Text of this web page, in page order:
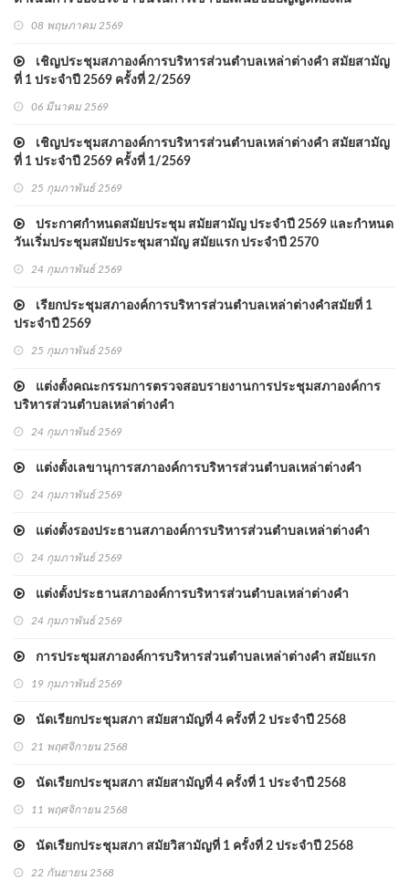
08 พฤษภาคม 2569
เชิญประชุมสภาองค์การบริหารส่วนตำบลเหล่าต่างคำ สมัยสามัญ
ที่ 1 ประจำปี 2569 ครั้งที่ 2/2569
06 มีนาคม 2569
เชิญประชุมสภาองค์การบริหารส่วนตำบลเหล่าต่างคำ สมัยสามัญ
ที่ 1 ประจำปี 2569 ครั้งที่ 1/2569
25 กุมภาพันธ์ 2569
ประกาศกำหนดสมัยประชุม สมัยสามัญ ประจำปี 2569 และกำหนด
วันเริ่มประชุมสมัยประชุมสามัญ สมัยแรก ประจำปี 2570
24 กุมภาพันธ์ 2569
เรียกประชุมสภาองค์การบริหารส่วนตำบลเหล่าต่างคำสมัยที่ 1
ประจำปี 2569
25 กุมภาพันธ์ 2569
แต่งตั้งคณะกรรมการตรวจสอบรายงานการประชุมสภาองค์การ
บริหารส่วนตำบลเหล่าต่างคำ
24 กุมภาพันธ์ 2569
แต่งตั้งเลขานุการสภาองค์การบริหารส่วนตำบลเหล่าต่างคำ
24 กุมภาพันธ์ 2569
แต่งตั้งรองประธานสภาองค์การบริหารส่วนตำบลเหล่าต่างคำ
24 กุมภาพันธ์ 2569
แต่งตั้งประธานสภาองค์การบริหารส่วนตำบลเหล่าต่างคำ
24 กุมภาพันธ์ 2569
การประชุมสภาองค์การบริหารส่วนตำบลเหล่าต่างคำ สมัยแรก
19 กุมภาพันธ์ 2569
นัดเรียกประชุมสภา สมัยสามัญที่ 4 ครั้งที่ 2 ประจำปี 2568
21 พฤศจิกายน 2568
นัดเรียกประชุมสภา สมัยสามัญที่ 4 ครั้งที่ 1 ประจำปี 2568
11 พฤศจิกายน 2568
นัดเรียกประชุมสภา สมัยวิสามัญที่ 1 ครั้งที่ 2 ประจำปี 2568
22 กันยายน 2568